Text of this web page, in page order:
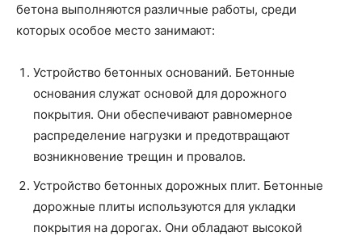
бетона выполняются различные работы, среди
которых особое место занимают:
Устройство бетонных оснований. Бетонные
основания служат основой для дорожного
покрытия. Они обеспечивают равномерное
распределение нагрузки и предотвращают
возникновение трещин и провалов.
Устройство бетонных дорожных плит. Бетонные
дорожные плиты используются для укладки
покрытия на дорогах. Они обладают высокой